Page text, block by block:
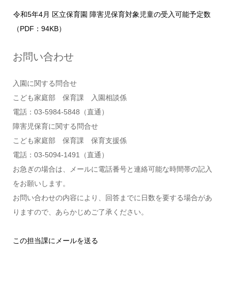
令和5年4月 区立保育園 障害児保育対象児童の受入可能予定数
（PDF：94KB）
お問い合わせ
入園に関する問合せ
こども家庭部 保育課 入園相談係
電話：03-5984-5848（直通）
障害児保育に関する問合せ
こども家庭部 保育課 保育支援係
電話：03-5094-1491（直通）
お急ぎの場合は、メールに電話番号と連絡可能な時間帯の記入
をお願いします。
お問い合わせの内容により、回答までに日数を要する場合があ
りますので、あらかじめご了承ください。
この担当課にメールを送る